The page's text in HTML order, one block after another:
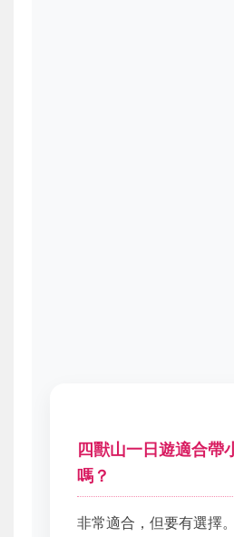
四獸山一日遊適合帶
嗎？
非常適合，但要有選擇